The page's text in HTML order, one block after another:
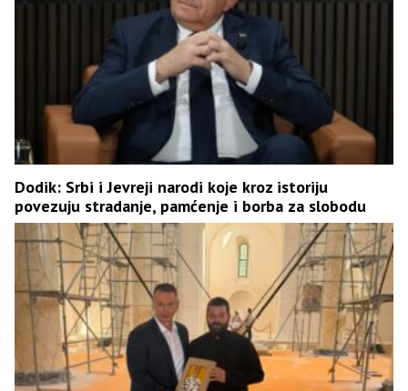
Dodik: Srbi i Јevreji narodi koje kroz istoriju
povezuju stradanje, pamćenje i borba za slobodu